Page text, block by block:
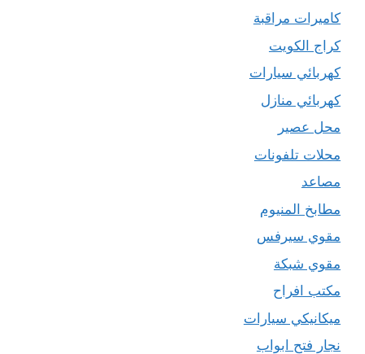
كاميرات مراقبة
كراج الكويت
كهربائي سيارات
كهربائي منازل
محل عصير
محلات تلفونات
مصاعد
مطابخ المنيوم
مقوي سيرفس
مقوي شبكة
مكتب افراح
ميكانيكي سيارات
نجار فتح ابواب